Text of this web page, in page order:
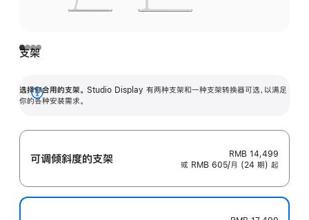
支架
选择你合用的支架。 Studio Display 有两种支架和一种支架转换器可选，以满足
你的各种安装需求。
展
可调倾斜度的支架
RMB 14,499
或 RMB 605/月 (24 期) 起